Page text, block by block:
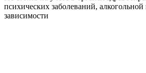
психических заболеваний, алкогольной
зависимости